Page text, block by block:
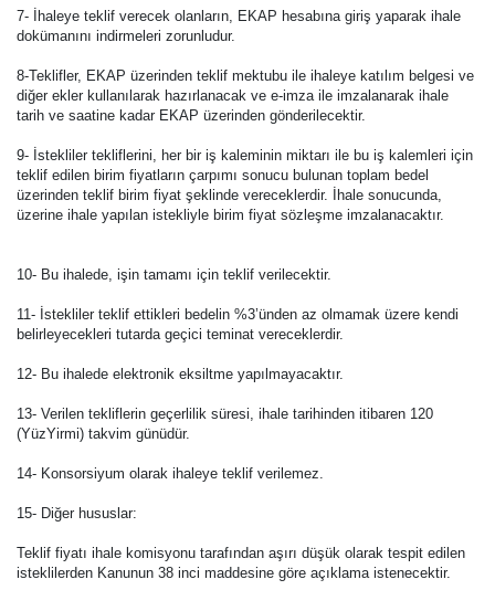
7- İhaleye teklif verecek olanların, EKAP hesabına giriş yaparak ihale
dokümanını indirmeleri zorunludur.
8-Teklifler, EKAP üzerinden teklif mektubu ile ihaleye katılım belgesi ve
diğer ekler kullanılarak hazırlanacak ve e-imza ile imzalanarak ihale
tarih ve saatine kadar EKAP üzerinden gönderilecektir.
9- İstekliler tekliflerini, her bir iş kaleminin miktarı ile bu iş kalemleri için
teklif edilen birim fiyatların çarpımı sonucu bulunan toplam bedel
üzerinden teklif birim fiyat şeklinde vereceklerdir. İhale sonucunda,
üzerine ihale yapılan istekliyle birim fiyat sözleşme imzalanacaktır.
10- Bu ihalede, işin tamamı için teklif verilecektir.
11- İstekliler teklif ettikleri bedelin %3’ünden az olmamak üzere kendi
belirleyecekleri tutarda geçici teminat vereceklerdir.
12- Bu ihalede elektronik eksiltme yapılmayacaktır.
13- Verilen tekliflerin geçerlilik süresi, ihale tarihinden itibaren 120
(YüzYirmi) takvim günüdür.
14- Konsorsiyum olarak ihaleye teklif verilemez.
15- Diğer hususlar:
Teklif fiyatı ihale komisyonu tarafından aşırı düşük olarak tespit edilen
isteklilerden Kanunun 38 inci maddesine göre açıklama istenecektir.